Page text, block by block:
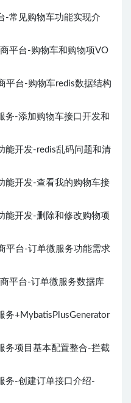
见购物车功能实现介
台-购物车和购物项VO
台-购物车redis数据结构
-添加购物车接口开发和
开发-redis乱码问题和清
开发-查看我的购物车接
开发-删除和修改购物项
台-订单微服务功能需求
台-订单微服务数据库
+MybatisPlusGenerator
项目基本配置整合-拦截
-创建订单接口介绍-